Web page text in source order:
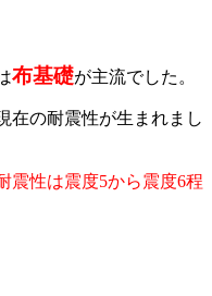
布基礎が主流でした。
在の耐震性が生まれまし
震性は震度5から震度6程